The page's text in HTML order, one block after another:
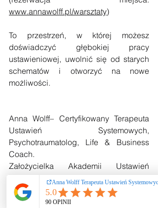
www.annawolff.pl/warsztaty)
To przestrzeń, w której możesz
doświadczyć głębokiej pracy
ustawieniowej, uwolnić się od starych
schematów i otworzyć na nowe
możliwości.
Anna Wolff– Certyfikowany Terapeuta
Ustawień Systemowych,
Psychotraumatolog, Life & Business
Coach.
Założycielka Akademii Ustawień
Systemowych®, autorka kursów i
programów pracy z traumą, intencją i
przekazem transgeneracyjnym. Od